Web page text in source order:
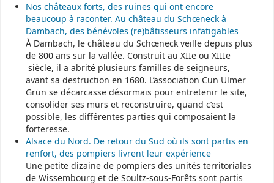
Nos châteaux forts, des ruines qui ont encore
beaucoup à raconter. Au château du Schœneck à
Dambach, des bénévoles (re)bâtisseurs infatigables
À Dambach, le château du Schœneck veille depuis plus
de 800 ans sur la vallée. Construit au XIIe ou XIIIe
siècle, il a abrité plusieurs familles de seigneurs,
avant sa destruction en 1680. L’association Cun Ulmer
Grün se décarcasse désormais pour entretenir le site,
consolider ses murs et reconstruire, quand c’est
possible, les différentes parties qui composaient la
forteresse.
Alsace du Nord. De retour du Sud où ils sont partis en
renfort, des pompiers livrent leur expérience
Une petite dizaine de pompiers des unités territoriales
de Wissembourg et de Soultz-sous-Forêts sont partis